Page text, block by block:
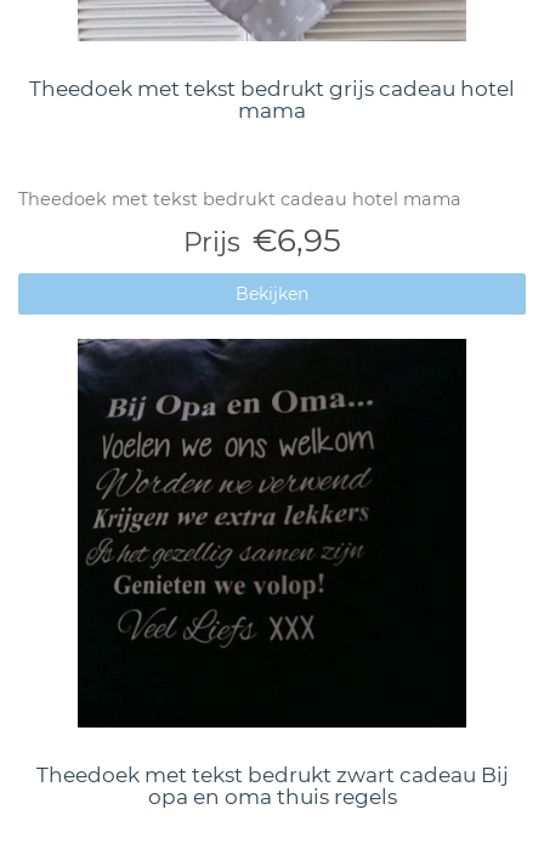
Theedoek met tekst bedrukt grijs cadeau hotel
mama
Theedoek met tekst bedrukt cadeau hotel mama
Prijs €6,95
Bekijken
Theedoek met tekst bedrukt zwart cadeau Bij
opa en oma thuis regels